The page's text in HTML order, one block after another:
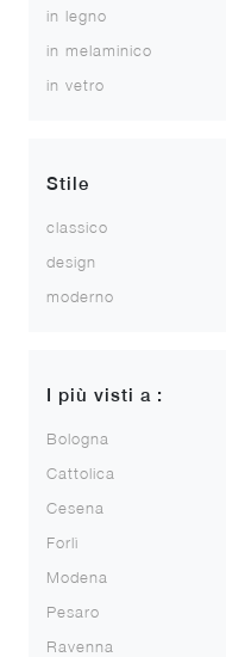
in legno
in melaminico
in vetro
Stile
classico
design
moderno
I più visti a :
Bologna
Cattolica
Cesena
Forlì
Modena
Pesaro
Ravenna